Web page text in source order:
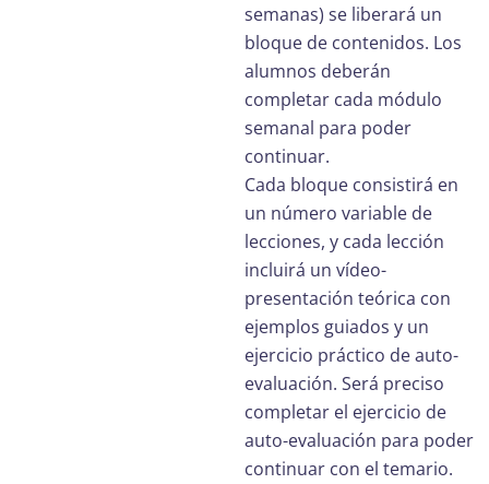
semanas) se liberará un
bloque de contenidos. Los
alumnos deberán
completar cada módulo
semanal para poder
continuar.
Cada bloque consistirá en
un número variable de
lecciones, y cada lección
incluirá un vídeo-
presentación teórica con
ejemplos guiados y un
ejercicio práctico de auto-
evaluación. Será preciso
completar el ejercicio de
auto-evaluación para poder
continuar con el temario.